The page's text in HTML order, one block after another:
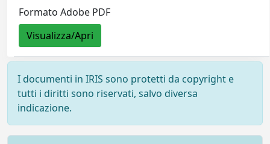
Formato Adobe PDF
Visualizza/Apri
I documenti in IRIS sono protetti da copyright e
tutti i diritti sono riservati, salvo diversa
indicazione.